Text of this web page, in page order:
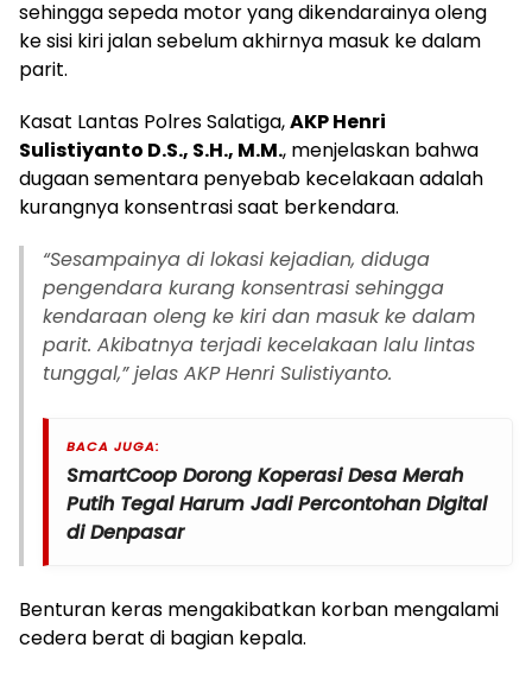
sehingga sepeda motor yang dikendarainya oleng
ke sisi kiri jalan sebelum akhirnya masuk ke dalam
parit.
Kasat Lantas Polres Salatiga,AKP Henri
Sulistiyanto D.S., S.H., M.M., menjelaskan bahwa
dugaan sementara penyebab kecelakaan adalah
kurangnya konsentrasi saat berkendara.
“Sesampainya di lokasi kejadian, diduga
pengendara kurang konsentrasi sehingga
kendaraan oleng ke kiri dan masuk ke dalam
parit. Akibatnya terjadi kecelakaan lalu lintas
tunggal,” jelas AKP Henri Sulistiyanto.
BACA JUGA:
SmartCoop Dorong Koperasi Desa Merah
Putih Tegal Harum Jadi Percontohan Digital
di Denpasar
Benturan keras mengakibatkan korban mengalami
cedera berat di bagian kepala.